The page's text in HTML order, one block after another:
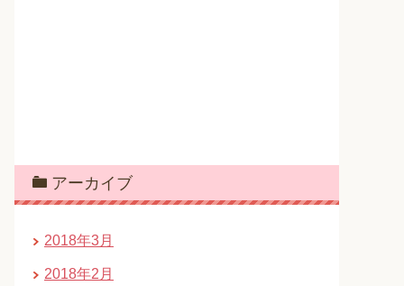
アーカイブ
2018年3月
2018年2月